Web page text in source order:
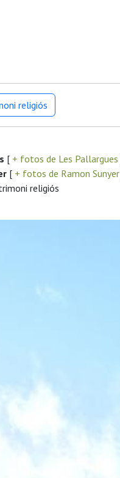
religiós
[ + fotos de Les Pallargues
[ + fotos de Ramon Sunyer
religiós